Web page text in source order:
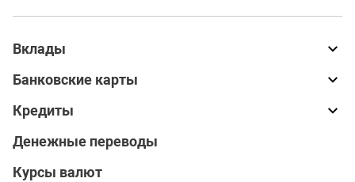
Вклады
Банковские карты
Кредиты
Денежные переводы
Курсы валют